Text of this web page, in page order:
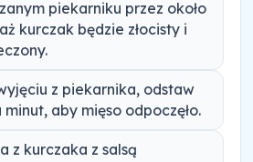
piekarniku przez około
kurczak będzie złocisty i
z piekarnika, odstaw
aby mięso odpoczęło.
z kurczaka z salsą